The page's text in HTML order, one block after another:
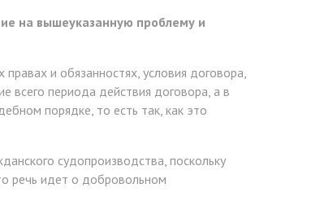
на вышеуказанную проблему и
и обязанностях, условия договора,
всего периода действия договора, а в
порядке, то есть так, как это
судопроизводства, поскольку
речь идет о добровольном